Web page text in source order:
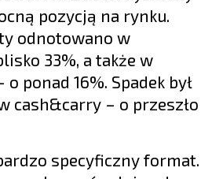
pozycją na rynku.
odnotowano w
33%, a także w
ponad 16%. Spadek był
cash&carry – o przeszło
specyficzny format.